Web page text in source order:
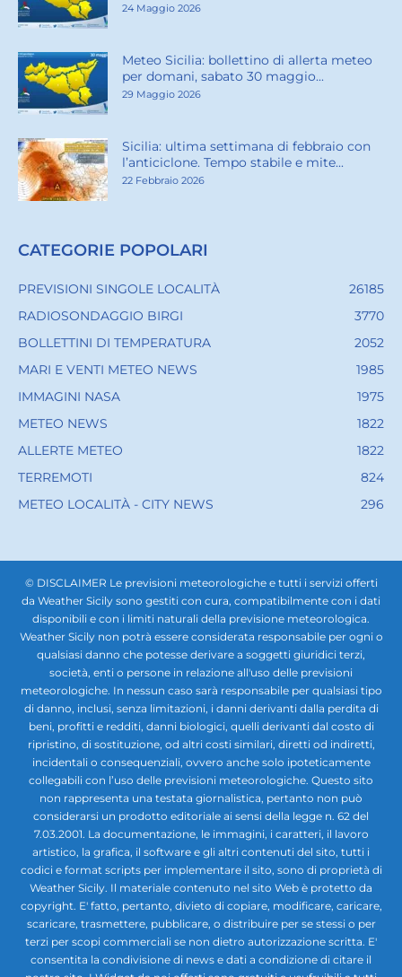
24 Maggio 2026
Meteo Sicilia: bollettino di allerta meteo
per domani, sabato 30 maggio...
29 Maggio 2026
Sicilia: ultima settimana di febbraio con
l’anticiclone. Tempo stabile e mite...
22 Febbraio 2026
CATEGORIE POPOLARI
PREVISIONI SINGOLE LOCALITÀ
26185
RADIOSONDAGGIO BIRGI
3770
BOLLETTINI DI TEMPERATURA
2052
MARI E VENTI METEO NEWS
1985
IMMAGINI NASA
1975
METEO NEWS
1822
ALLERTE METEO
1822
TERREMOTI
824
METEO LOCALITÀ - CITY NEWS
296
© DISCLAIMER Le previsioni meteorologiche e tutti i servizi offerti
da Weather Sicily sono gestiti con cura, compatibilmente con i dati
disponibili e con i limiti naturali della previsione meteorologica.
Weather Sicily non potrà essere considerata responsabile per ogni o
qualsiasi danno che potesse derivare a soggetti giuridici terzi,
società, enti o persone in relazione all'uso delle previsioni
meteorologiche. In nessun caso sarà responsabile per qualsiasi tipo
di danno, inclusi, senza limitazioni, i danni derivanti dalla perdita di
beni, profitti e redditi, danni biologici, quelli derivanti dal costo di
ripristino, di sostituzione, od altri costi similari, diretti od indiretti,
incidentali o consequenziali, ovvero anche solo ipoteticamente
collegabili con l’uso delle previsioni meteorologiche. Questo sito
non rappresenta una testata giornalistica, pertanto non può
considerarsi un prodotto editoriale ai sensi della legge n. 62 del
7.03.2001. La documentazione, le immagini, i caratteri, il lavoro
artistico, la grafica, il software e gli altri contenuti del sito, tutti i
codici e format scripts per implementare il sito, sono di proprietà di
Weather Sicily. Il materiale contenuto nel sito Web è protetto da
copyright. E' fatto, pertanto, divieto di copiare, modificare, caricare,
scaricare, trasmettere, pubblicare, o distribuire per se stessi o per
terzi per scopi commerciali se non dietro autorizzazione scritta. E'
consentita la condivisione di news e dati a condizione di citare il